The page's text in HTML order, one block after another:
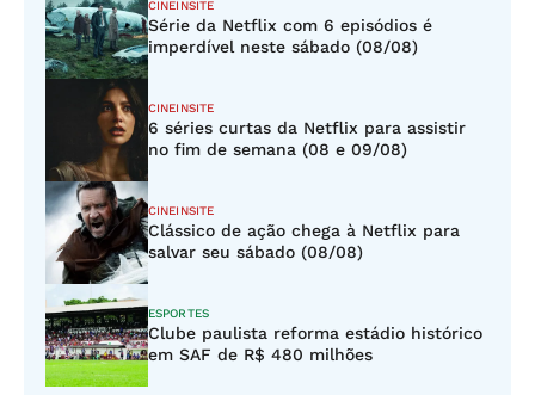
CINEINSITE
Série da Netflix com 6 episódios é
imperdível neste sábado (08/08)
CINEINSITE
6 séries curtas da Netflix para assistir
no fim de semana (08 e 09/08)
CINEINSITE
Clássico de ação chega à Netflix para
salvar seu sábado (08/08)
ESPORTES
Clube paulista reforma estádio histórico
em SAF de R$ 480 milhões